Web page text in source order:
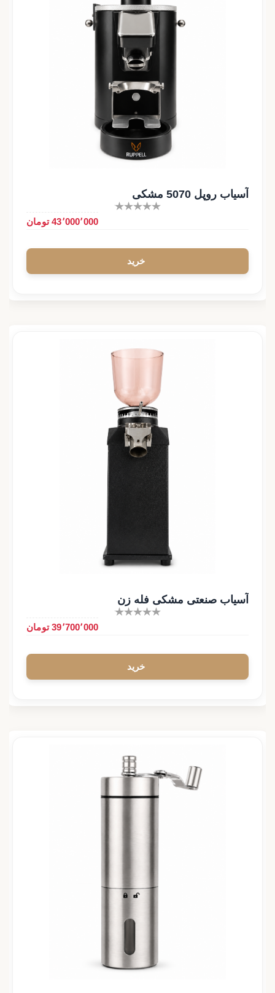
آسیاب روپل 5070 مشکی
43٬000٬000 تومان
آسیاب صنعتی مشکی فله زن
39٬700٬000 تومان